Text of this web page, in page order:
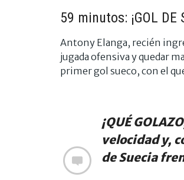
59 minutos: ¡GOL DE
Antony Elanga, recién
jugada ofensiva y quedar
primer gol sueco, con el
¡QUÉ
velocidad y,
de Suecia